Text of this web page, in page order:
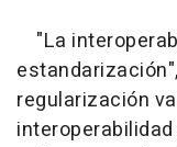
"La
regularización